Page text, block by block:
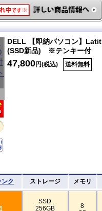
DELL 【即納パソコン】
(SSD新品) ※テンキー付
47,800円(税込) 送料無料
ク ストレージ メモリ
SSD
256GB
8